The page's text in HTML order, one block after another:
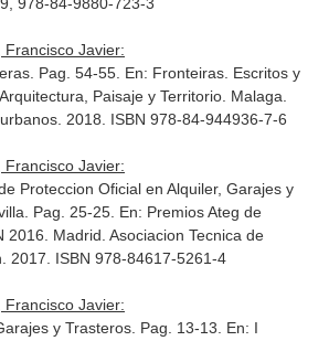
Francisco Javier:
Pag. 54-55. En: Fronteiras. Escritos y
Paisaje y Territorio. Malaga.
2018. ISBN 978-84-944936-7-6
Francisco Javier:
Proteccion Oficial en Alquiler, Garajes y
Pag. 25-25. En: Premios Ateg de
2016 . Madrid. Asociacion Tecnica de
2017. ISBN 978-84617-5261-4
Francisco Javier:
y Trasteros. Pag. 13-13. En: I